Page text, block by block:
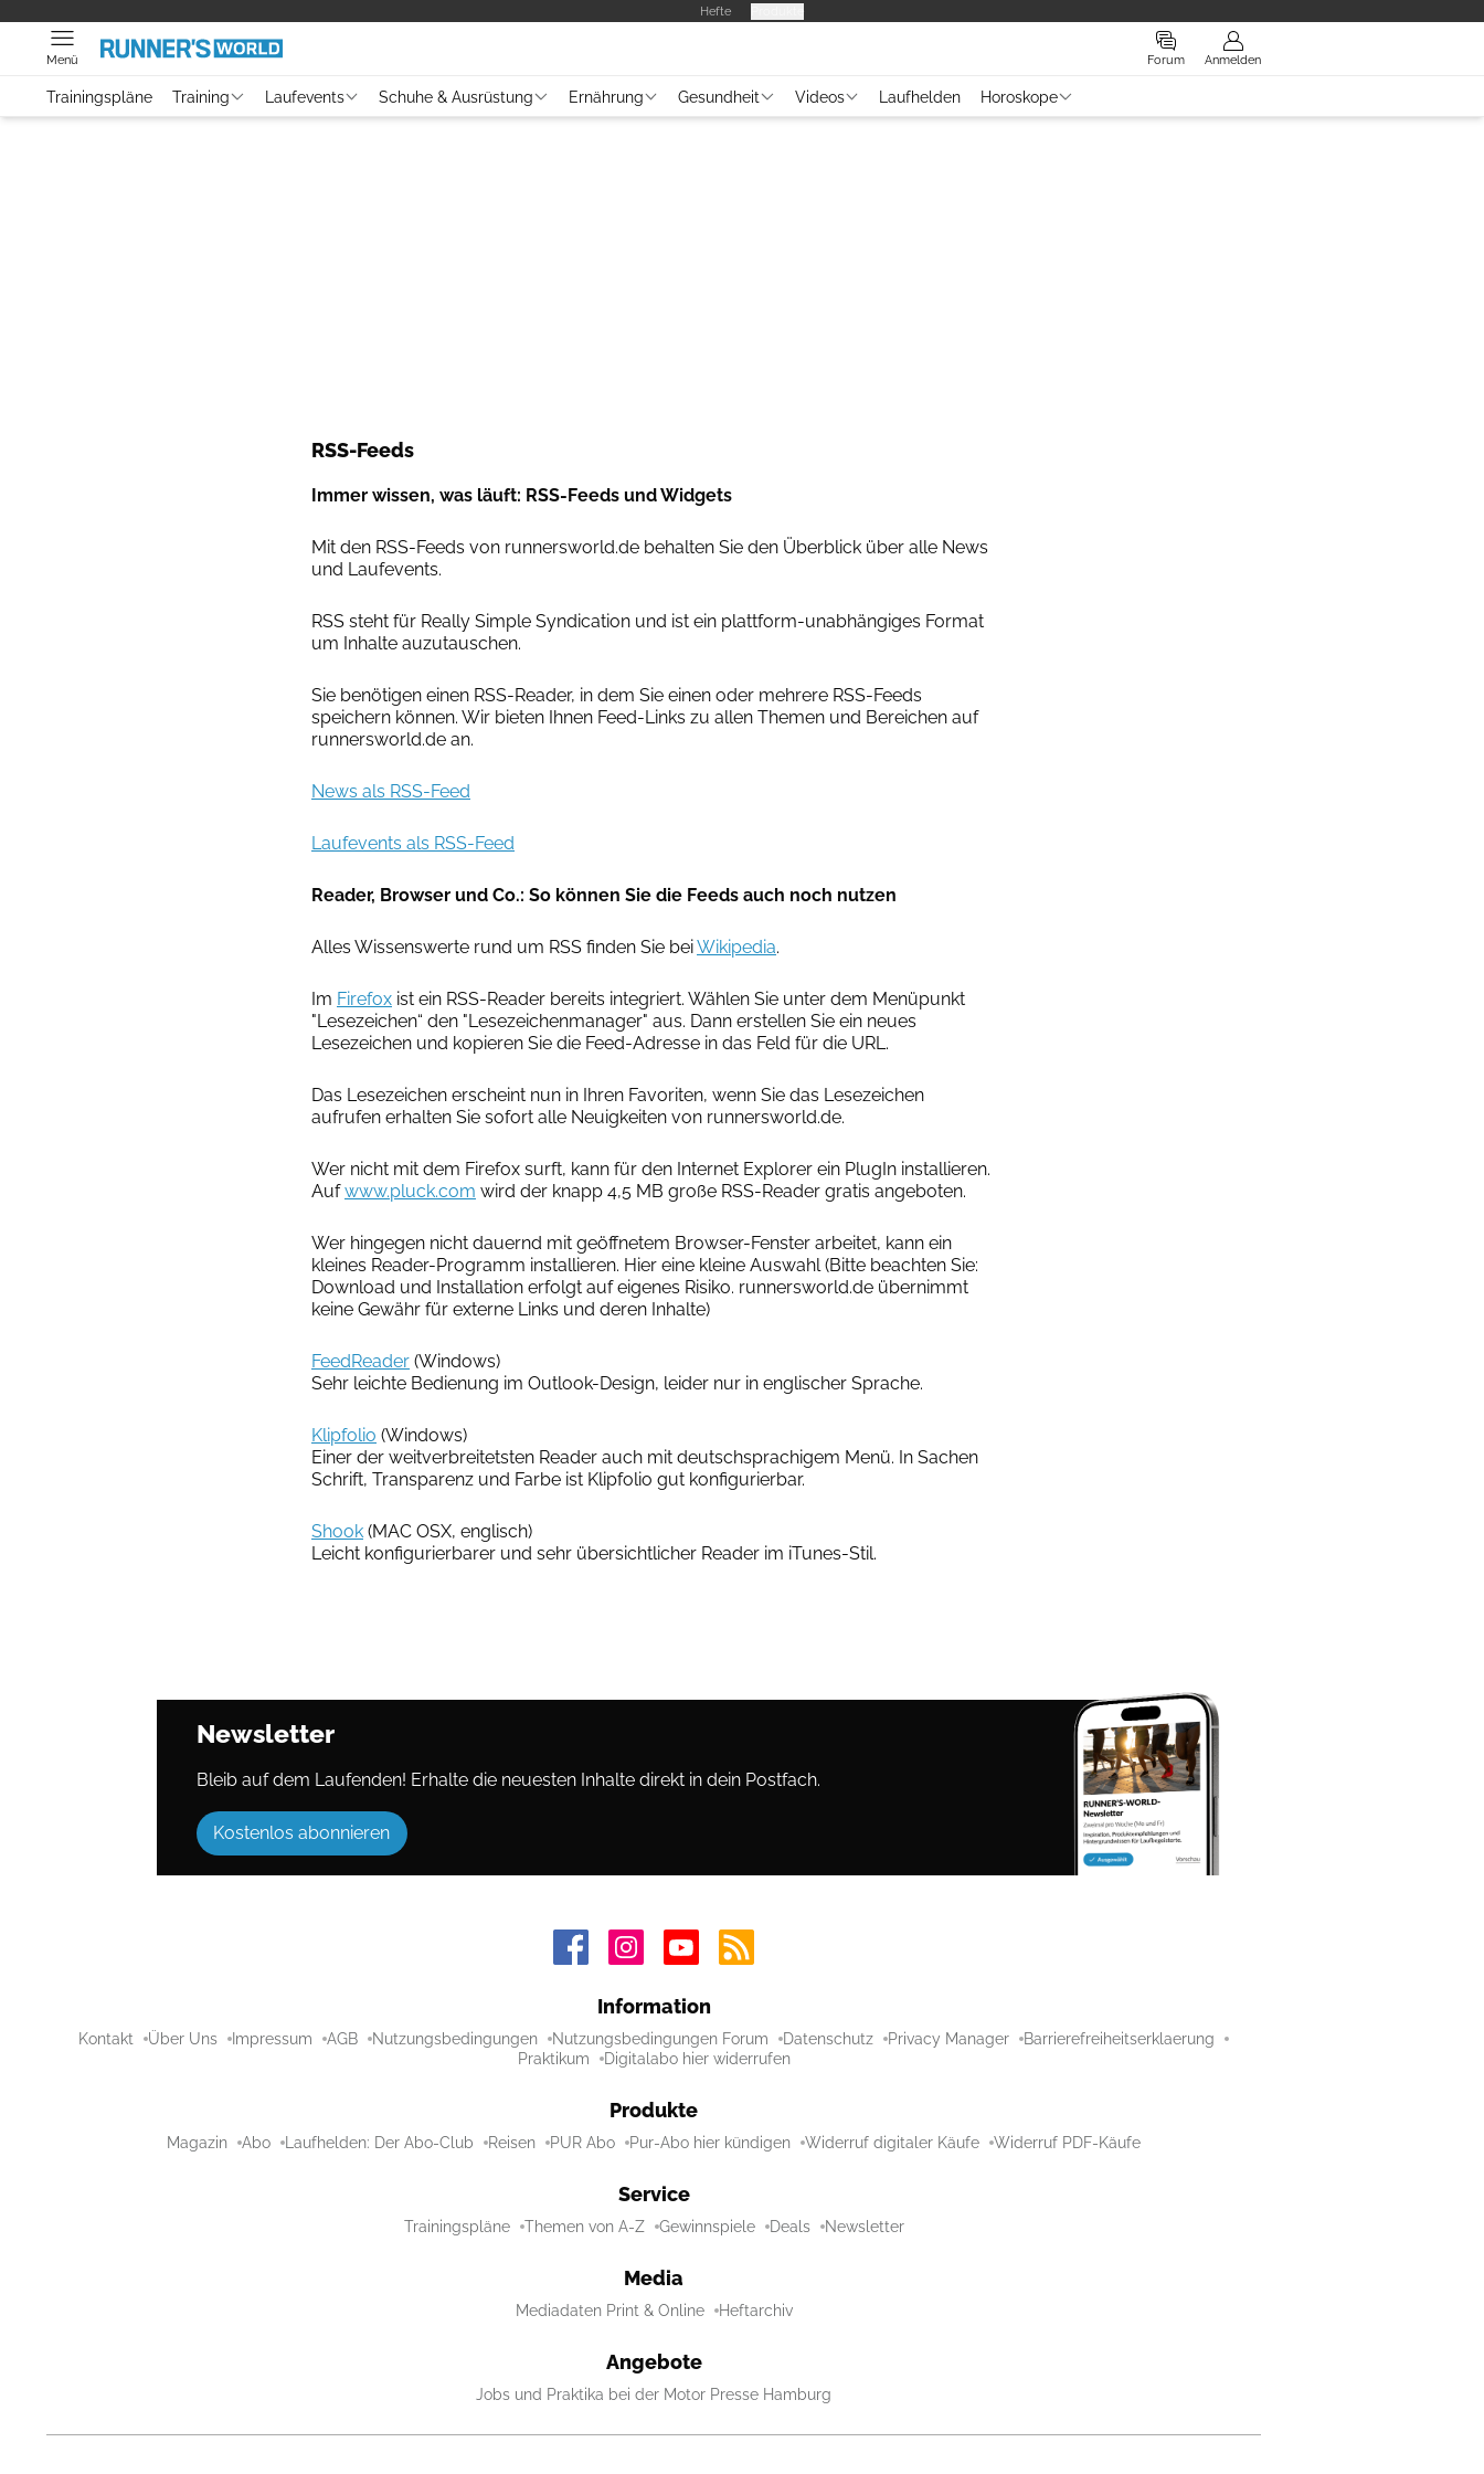
Hefte
Forum Anmelden
Menü
Trainingspläne Training Laufevents Schuhe & Ausrüstung Ernährung Gesundheit Videos Laufhelden Horoskope
RSS-Feeds
Immer wissen, was läuft: RSS-Feeds und Widgets
Mit den RSS-Feeds von runnersworld.de behalten Sie den Überblick über alle News
und Laufevents.
RSS steht für Really Simple Syndication und ist ein plattform-unabhängiges Format
um Inhalte auzutauschen.
Sie benötigen einen RSS-Reader, in dem Sie einen oder mehrere RSS-Feeds
speichern können. Wir bieten Ihnen Feed-Links zu allen Themen und Bereichen auf
runnersworld.de an.
News als RSS-Feed
Laufevents als RSS-Feed
Reader, Browser und Co.: So können Sie die Feeds auch noch nutzen
Alles Wissenswerte rund um RSS finden Sie beiWikipedia.
Im Firefox ist ein RSS-Reader bereits integriert. Wählen Sie unter dem Menüpunkt
"Lesezeichen“ den "Lesezeichenmanager" aus. Dann erstellen Sie ein neues
Lesezeichen und kopieren Sie die Feed-Adresse in das Feld für die URL.
Das Lesezeichen erscheint nun in Ihren Favoriten, wenn Sie das Lesezeichen
aufrufen erhalten Sie sofort alle Neuigkeiten von runnersworld.de.
Wer nicht mit dem Firefox surft, kann für den Internet Explorer ein PlugIn installieren.
Aufwww.pluck.com wird der knapp 4,5 MB große RSS-Reader gratis angeboten.
Wer hingegen nicht dauernd mit geöffnetem Browser-Fenster arbeitet, kann ein
kleines Reader-Programm installieren. Hier eine kleine Auswahl (Bitte beachten Sie:
Download und Installation erfolgt auf eigenes Risiko. runnersworld.de übernimmt
keine Gewähr für externe Links und deren Inhalte)
FeedReader (Windows)
Sehr leichte Bedienung im Outlook-Design, leider nur in englischer Sprache.
Klipfolio (Windows)
Einer der weitverbreitetsten Reader auch mit deutschsprachigem Menü. In Sachen
Schrift, Transparenz und Farbe ist Klipfolio gut konfigurierbar.
Shook (MAC OSX, englisch)
Leicht konfigurierbarer und sehr übersichtlicher Reader im iTunes-Stil.
Newsletter
Bleib auf dem Laufenden! Erhalte die neuesten Inhalte direkt in dein Postfach.
Kostenlos abonnieren
Information
Kontakt Über Uns Impressum AGB Nutzungsbedingungen Nutzungsbedingungen Forum Datenschutz Privacy Manager
Barrierefreiheitserklaerung
Praktikum
Digitalabo hier widerrufen
Produkte
Magazin Abo Laufhelden: Der Abo-Club Reisen PUR Abo Pur-Abo hier kündigen Widerruf digitaler Käufe Widerruf PDF-Käufe
Service
Trainingspläne Themen von A-Z Gewinnspiele Deals Newsletter
Media
Mediadaten Print & Online Heftarchiv
Angebote
Jobs und Praktika bei der Motor Presse Hamburg